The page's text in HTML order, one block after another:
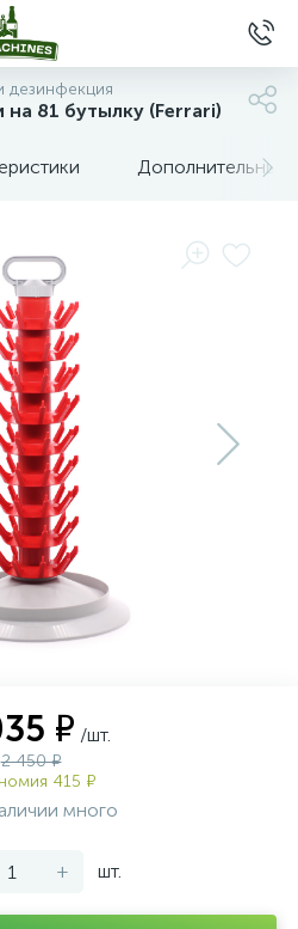
дезинфекция
81 бутылку (Ferrari)
Дополнительные
₽ /шт.
2 450 ₽
415 ₽
много
+ шт.